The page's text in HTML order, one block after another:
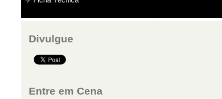
Divulgue
Entre em Cena